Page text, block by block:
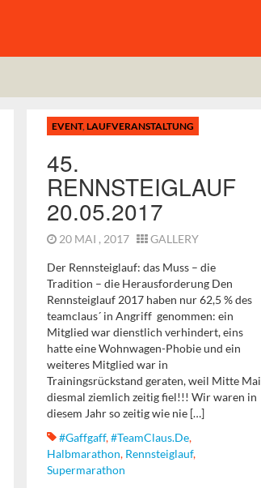
EVENT,LAUFVERANSTALTUNG
45.
RENNSTEIGLAUF
20.05.2017
20 MAI , 2017 GALLERY
Der Rennsteiglauf: das Muss – die
Tradition – die Herausforderung Den
Rennsteiglauf 2017 haben nur 62,5 % des
teamclaus´ in Angriff genommen: ein
Mitglied war dienstlich verhindert, eins
hatte eine Wohnwagen-Phobie und ein
weiteres Mitglied war in
Trainingsrückstand geraten, weil Mitte Mai
diesmal ziemlich zeitig fiel!!! Wir waren in
diesem Jahr so zeitig wie nie […]
#gaffgaff,#TeamClaus.de,
Halbmarathon, Rennsteiglauf,
Supermarathon